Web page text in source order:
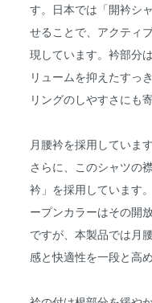
す。日本では「開衿シ
せることで、アクティ
現しています。衿部分
リュームを抑えたすっ
リングのしやすさにも
月腰衿を採用しています
さらに、このシャツの
衿」を採用しています
ープンカラーはその開
ですが、本製品では月
感と快適性を一段と高